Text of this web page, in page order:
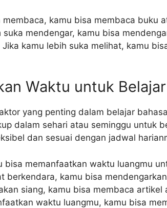
membaca, kamu bisa membaca buku
suka mendengar, kamu bisa
Jika kamu lebih suka melihat, kamu
Waktu untuk
yang penting dalam belajar
dalam sehari atau seminggu untuk
dan sesuai dengan jadwal
bisa memanfaatkan waktu luangmu
berkendara, kamu bisa
siang, kamu bisa membaca
waktu luangmu, kamu bisa